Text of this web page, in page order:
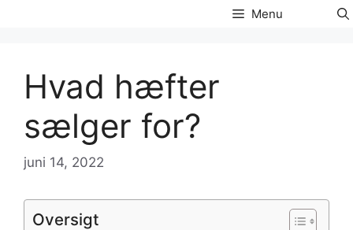
Menu
Hvad hæfter
sælger for?
juni 14, 2022
Oversigt